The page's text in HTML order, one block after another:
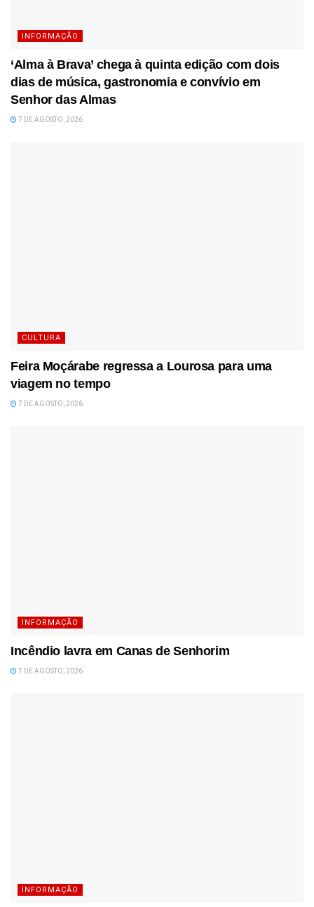
INFORMAÇÃO
‘Alma à Brava’ chega à quinta edição com dois
dias de música, gastronomia e convívio em
Senhor das Almas
7 DE AGOSTO, 2026
CULTURA
Feira Moçárabe regressa a Lourosa para uma
viagem no tempo
7 DE AGOSTO, 2026
INFORMAÇÃO
Incêndio lavra em Canas de Senhorim
7 DE AGOSTO, 2026
INFORMAÇÃO